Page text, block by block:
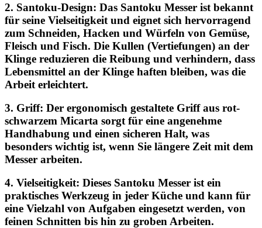
2. Santoku-Design: Das Santoku Messer ist bekannt
für seine Vielseitigkeit und eignet sich hervorragend
zum Schneiden, Hacken und Würfeln von Gemüse,
Fleisch und Fisch. Die Kullen (Vertiefungen) an der
Klinge reduzieren die Reibung und verhindern, dass
Lebensmittel an der Klinge haften bleiben, was die
Arbeit erleichtert.
3. Griff: Der ergonomisch gestaltete Griff aus rot-
schwarzem Micarta sorgt für eine angenehme
Handhabung und einen sicheren Halt, was
besonders wichtig ist, wenn Sie längere Zeit mit dem
Messer arbeiten.
4. Vielseitigkeit: Dieses Santoku Messer ist ein
praktisches Werkzeug in jeder Küche und kann für
eine Vielzahl von Aufgaben eingesetzt werden, von
feinen Schnitten bis hin zu groben Arbeiten.